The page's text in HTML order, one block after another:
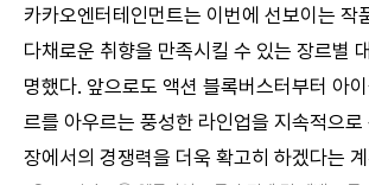
카카오엔터테인먼트는 이번에 선보이는 작
다채로운 취향을 만족시킬 수 있는 장르별
명했다. 앞으로도 액션 블록버스터부터 아
르를 아우르는 풍성한 라인업을 지속적으로
장에서의 경쟁력을 더욱 확고히 하겠다는